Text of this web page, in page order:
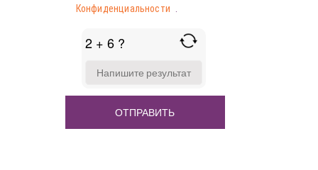
Конфиденциальности
2 + 6 ?
FOR